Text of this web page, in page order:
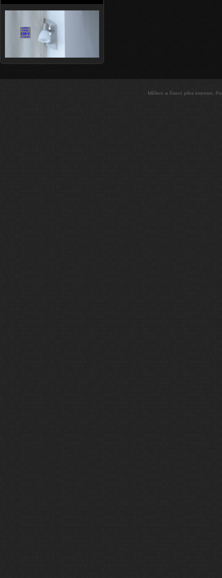
Měření a řízení přes internet,